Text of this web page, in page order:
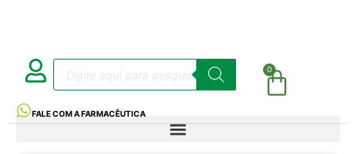
0
FALE COM A FARMACÊUTICA